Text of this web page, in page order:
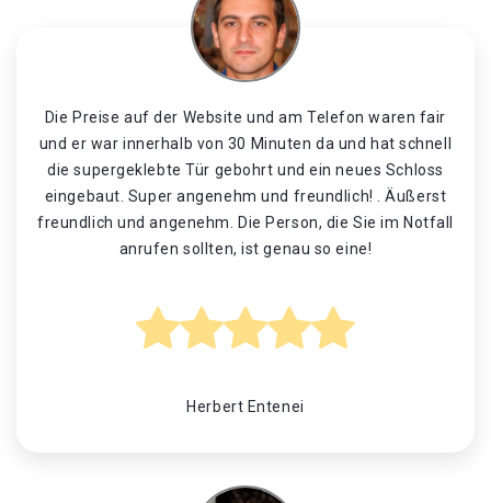
Die Preise auf der Website und am Telefon waren fair
und er war innerhalb von 30 Minuten da und hat schnell
die supergeklebte Tür gebohrt und ein neues Schloss
eingebaut. Super angenehm und freundlich! . Äußerst
freundlich und angenehm. Die Person, die Sie im Notfall
anrufen sollten, ist genau so eine!
Herbert Entenei